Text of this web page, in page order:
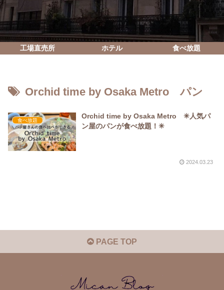
工場直売所 ホテル 食べ放題
Orchid time by Osaka Metro パン
食べ放題
Orchid time by Osaka Metro ✳︎人気パ
ン屋のパンが食べ放題！✳︎
2024.03.23
PAGE TOP